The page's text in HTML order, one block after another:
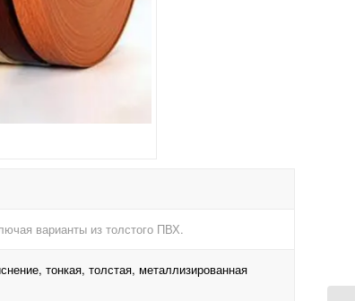
варианты из толстого ПВХ.
тонкая, толстая, металлизированная